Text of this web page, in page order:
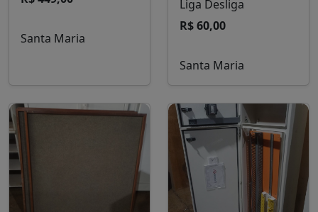
Santa Maria
Liga Desliga
R$ 60,00
Santa Maria